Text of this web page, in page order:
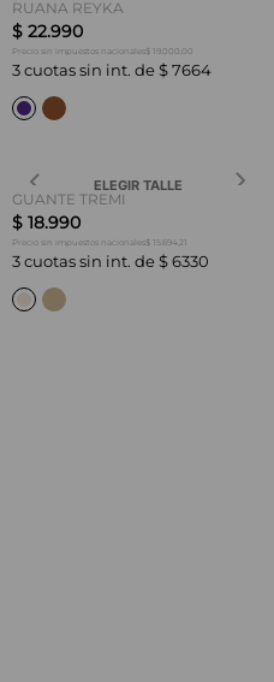
RUANA REYKA
$ 22.990
Precio sin impuestos nacionales$ 19.000,00
3 cuotas sin int. de $ 7664
ELEGIR TALLE
GUANTE TREMI
$ 18.990
Precio sin impuestos nacionales$ 15.694,21
3 cuotas sin int. de $ 6330